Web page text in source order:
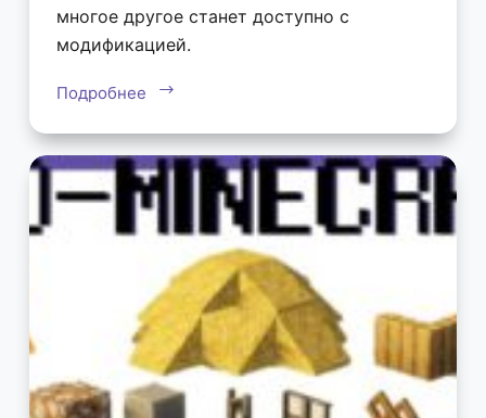
многое другое станет доступно с
модификацией.
Подробнее